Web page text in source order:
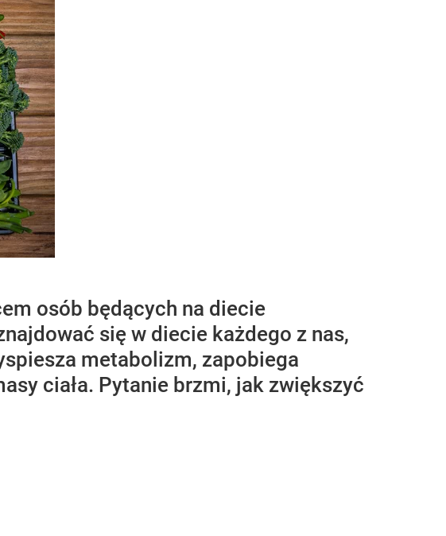
osób będących na diecie
się w diecie każdego z nas,
metabolizm, zapobiega
ciała. Pytanie brzmi, jak zwiększyć